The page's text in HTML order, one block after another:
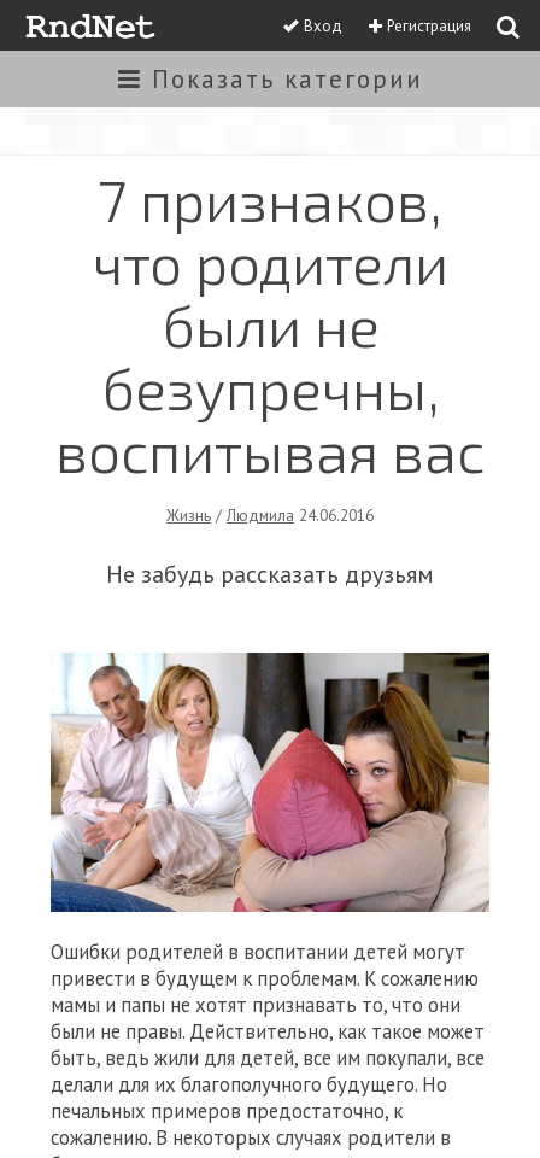
Вход Регистрация
Показать категории
7 признаков,
что родители
были не
безупречны,
воспитывая вас
Жизнь /Людмила 24.06.2016
Не забудь рассказать друзьям
Ошибки родителей в воспитании детей могут
привести в будущем к проблемам. К сожалению
мамы и папы не хотят признавать то, что они
были не правы. Действительно, как такое может
быть, ведь жили для детей, все им покупали, все
делали для их благополучного будущего. Но
печальных примеров предостаточно, к
сожалению. В некоторых случаях родители в